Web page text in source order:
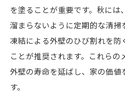
資産価値向上の専門
を塗ることが重要です。秋には
溜まらないように定期的な清掃
凍結による外壁のひび割れを
ことが推奨されます。これらの
外壁の寿命を延ばし、家の価
す。